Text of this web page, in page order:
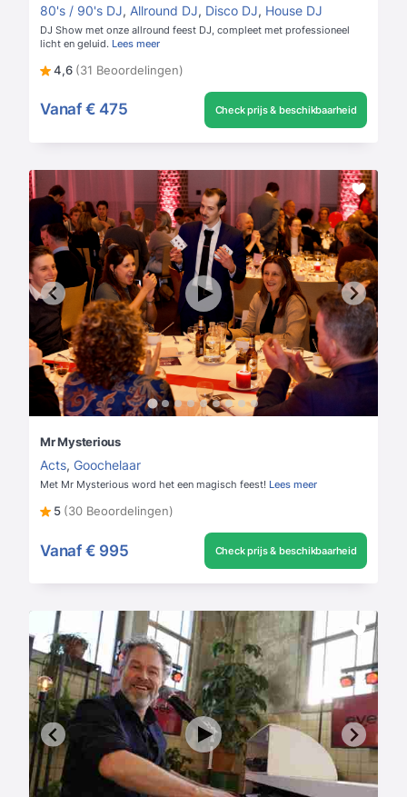
80's / 90's DJ, Allround DJ, Disco DJ, House DJ
DJ Show met onze allround feest DJ, compleet met professioneel
licht en geluid. Lees meer
4,6 (31 Beoordelingen)
Vanaf € 475 Check prijs & beschikbaarheid
Mr Mysterious
Acts, Goochelaar
Met Mr Mysterious word het een magisch feest! Lees meer
5 (30 Beoordelingen)
Vanaf € 995 Check prijs & beschikbaarheid